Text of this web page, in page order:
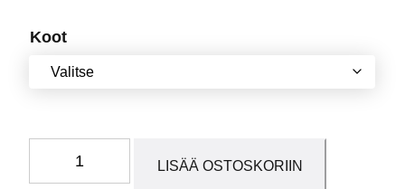
Koot
LISÄÄ OSTOSKORIIN